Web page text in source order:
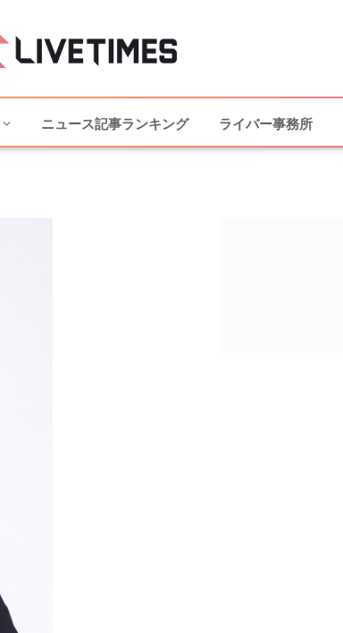
ニュース記事ランキング ライバー事務所